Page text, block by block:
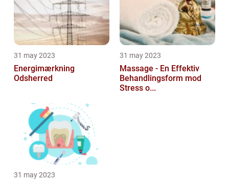
31 may 2023
Energimærkning
Odsherred
31 may 2023
Massage - En Effektiv
Behandlingsform mod
Stress o...
31 may 2023